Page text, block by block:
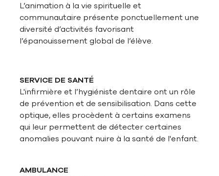
L’animation à la vie spirituelle et
communautaire présente ponctuellement une
diversité d’activités favorisant
l’épanouissement global de l’élève.
SERVICE DE SANTÉ
L'infirmière et l’hygiéniste dentaire ont un rôle
de prévention et de sensibilisation. Dans cette
optique, elles procèdent à certains examens
qui leur permettent de détecter certaines
anomalies pouvant nuire à la santé de l'enfant.
AMBULANCE